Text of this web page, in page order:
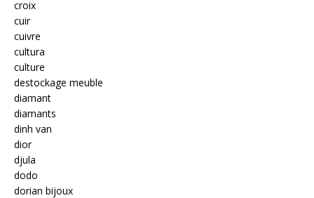
croix
cuir
cuivre
cultura
culture
destockage meuble
diamant
diamants
dinh van
dior
djula
dodo
dorian bijoux